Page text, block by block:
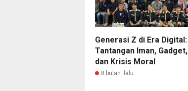
Generasi Z di Era Digital:
Tantangan Iman, Gadget,
dan Krisis Moral
8 bulan lalu